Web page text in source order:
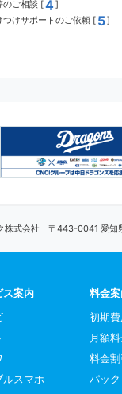
のご相談 [4]
けサポートのご依頼 [ 5]
株式会社 〒443-0041 愛知
ス案内
ルスマホ
料金
初期費
月額
料金割
パック